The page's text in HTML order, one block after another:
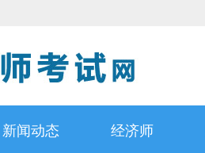
新闻动态 经济师